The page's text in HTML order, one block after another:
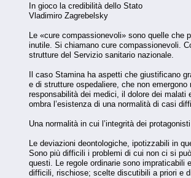
In gioco la credibilità dello Stato
Vladimiro Zagrebelsky
Le «cure compassionevoli» sono quelle che
inutile. Si chiamano cure compassionevoli.
strutture del Servizio sanitario nazionale.
Il caso Stamina ha aspetti che giustificano
e di strutture ospedaliere, che non
responsabilità dei medici, il dolore dei
ombra l’esistenza di una normalità di casi
Una normalità in cui l’integrità dei
Le deviazioni deontologiche, ipotizzabili in
Sono più difficili i problemi di cui non ci si
questi. Le regole ordinarie sono
difficili, rischiose; scelte discutibili a priori e